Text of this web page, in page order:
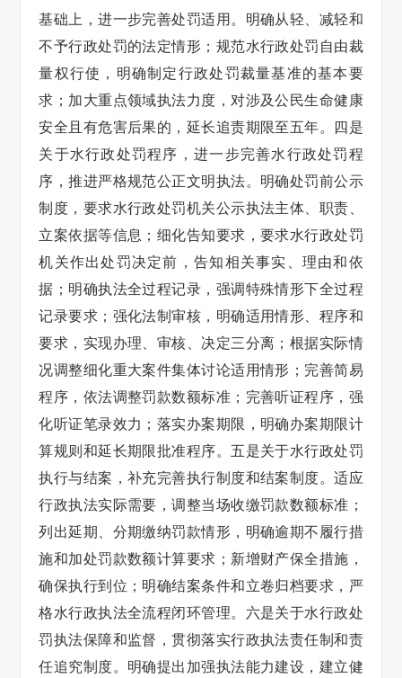
基础上，进一步完善处罚适用。明确从轻、减轻和
不予行政处罚的法定情形；规范水行政处罚自由裁
量权行使，明确制定行政处罚裁量基准的基本要
求；加大重点领域执法力度，对涉及公民生命健康
安全且有危害后果的，延长追责期限至五年。四是
关于水行政处罚程序，进一步完善水行政处罚程
序，推进严格规范公正文明执法。明确处罚前公示
制度，要求水行政处罚机关公示执法主体、职责、
立案依据等信息；细化告知要求，要求水行政处罚
机关作出处罚决定前，告知相关事实、理由和依
据；明确执法全过程记录，强调特殊情形下全过程
记录要求；强化法制审核，明确适用情形、程序和
要求，实现办理、审核、决定三分离；根据实际情
况调整细化重大案件集体讨论适用情形；完善简易
程序，依法调整罚款数额标准；完善听证程序，强
化听证笔录效力；落实办案期限，明确办案期限计
算规则和延长期限批准程序。五是关于水行政处罚
执行与结案，补充完善执行制度和结案制度。适应
行政执法实际需要，调整当场收缴罚款数额标准；
列出延期、分期缴纳罚款情形，明确逾期不履行措
施和加处罚款数额计算要求；新增财产保全措施，
确保执行到位；明确结案条件和立卷归档要求，严
格水行政执法全流程闭环管理。六是关于水行政处
罚执法保障和监督，贯彻落实行政执法责任制和责
任追究制度。明确提出加强执法能力建设，建立健